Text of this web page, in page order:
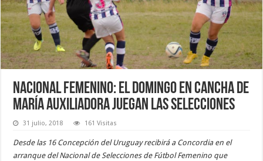
Nacional femenino: El domingo en cancha de
María Auxiliadora juegan las selecciones
31 julio, 2018 161 Visitas
Desde las 16 Concepción del Uruguay recibirá a Concordia en el
arranque del Nacional de Selecciones de Fútbol Femenino que